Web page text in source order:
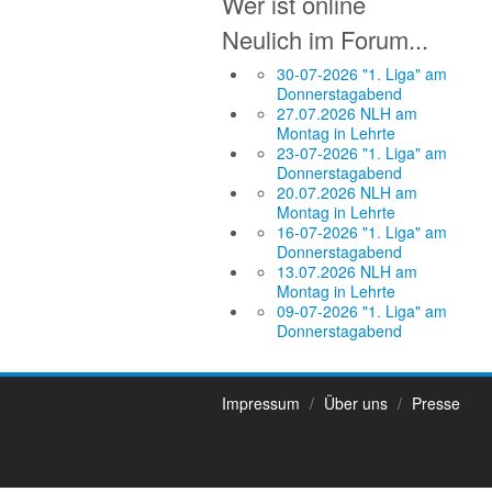
Neulich im Forum...
30-07-2026 "1. Liga" am
Donnerstagabend
27.07.2026 NLH am
Montag in Lehrte
23-07-2026 "1. Liga" am
Donnerstagabend
20.07.2026 NLH am
Montag in Lehrte
16-07-2026 "1. Liga" am
Donnerstagabend
13.07.2026 NLH am
Montag in Lehrte
09-07-2026 "1. Liga" am
Donnerstagabend
Impressum Über uns Presse